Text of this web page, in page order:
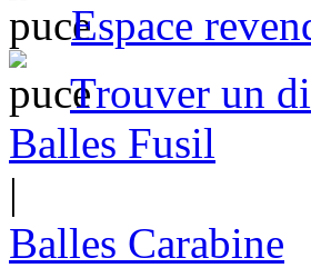
Espace
Trouver un
Balles Fusil
|
Balles Carabine